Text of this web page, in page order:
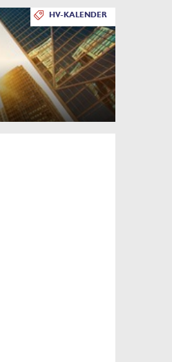
HV-KALENDER